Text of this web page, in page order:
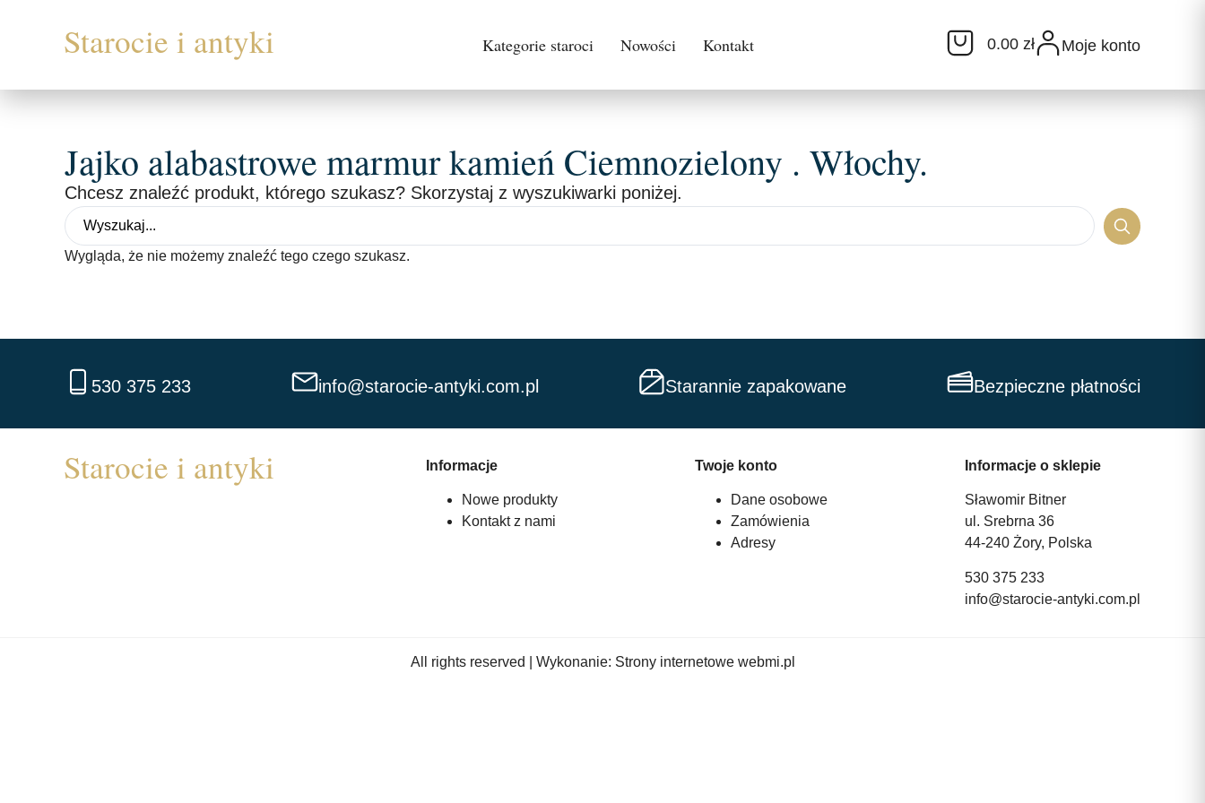
Kategorie staroci Nowości Kontakt 0.00 zł Moje konto
Jajko alabastrowe marmur kamień Ciemnozielony . Włochy.
Chcesz znaleźć produkt, którego szukasz? Skorzystaj z wyszukiwarki poniżej.
Wygląda, że nie możemy znaleźć tego czego szukasz.
530 375 233 info@starocie-antyki.com.pl Starannie zapakowane Bezpieczne płatności
Informacje
Nowe produkty
Kontakt z nami
Twoje konto
Dane osobowe
Zamówienia
Adresy
Informacje o sklepie
Sławomir Bitner
ul. Srebrna 36
44-240 Żory, Polska
530 375 233
info@starocie-antyki.com.pl
All rights reserved | Wykonanie: Strony internetowe webmi.pl